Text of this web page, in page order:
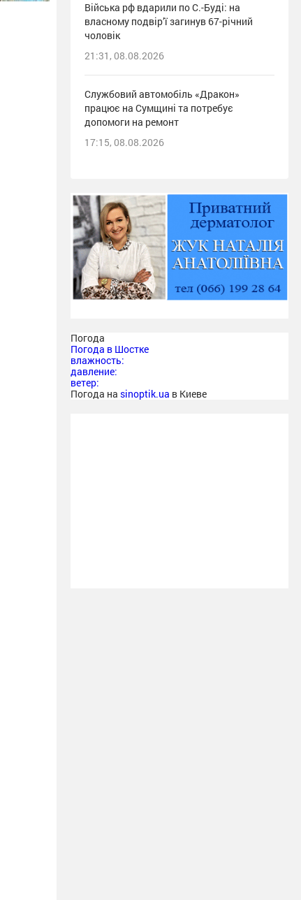
Війська рф вдарили по С.-Буді: на
власному подвір’ї загинув 67-річний
чоловік
21:31, 08.08.2026
Службовий автомобіль «Дракон»
працює на Сумщині та потребує
допомоги на ремонт
17:15, 08.08.2026
Погода
Погода в Шостке
влажность:
давление:
ветер:
Погода на sinoptik.ua в Киеве